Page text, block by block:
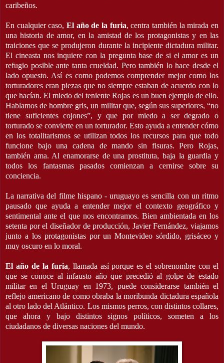
caribeños.
En cualquier caso, El año de la furia, centra también la mirada en
una historia de amor, en la amistad de los protagonistas y en las
traiciones que se produjeron durante la incipiente dictadura militar.
El cineasta nos inquiere con la pregunta base de si el amor es un
refugio posible ante tanta crueldad. Pero también lo hace desde el
lado opuesto. Así es como podemos comprender mejor como los
torturadores eran piezas que no siempre estaban de acuerdo con lo
que hacían. El miedo del teniente Rojas es un buen ejemplo de ello.
Hablamos de hombre gris, un militar que, según sus superiores, “no
tiene suficientes cojones”, y que por miedo a ser degrado o
torturado se convierte en un torturador. Esto ayuda a entender cómo
en los totalitarismos se utilizan todos los recursos para que todo
funcione bajo una cadena de mando sin fisuras. Pero Rojas,
también ama. Al enamorarse de una prostituta, baja la guardia y
todos los fantasmas pasados comienzan a cernirse sobre su
conciencia.
La narrativa del filme hispano - uruguayo es sencilla con un ritmo
pausado que ayuda a entender mejor el contexto geográfico y
sentimental ante el que nos encontramos. Bien ambientada en los
setenta por el diseñador de producción, Javier Fernández, viajamos
junto a los protagonistas por un Montevideo sórdido, grisáceo y
muy oscuro en lo moral.
El año de la furia, llamada así porque es el sobrenombre con el
que se conoce al infausto año que precedió al golpe de estado
militar en el Uruguay en 1973, puede considerarse también el
reflejo americano de como obraba la moribunda dictadura española
al otro lado del Atlántico. Los mismos perros, con distintos collares,
que ahora y bajo distintos signos políticos, someten a los
ciudadanos de diversas naciones del mundo.